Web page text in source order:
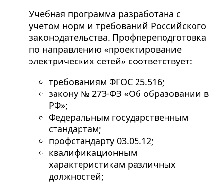
Учебная программа разработана с
учетом норм и требований Российского
законодательства. Профпереподготовка
по направлению «проектирование
электрических сетей» соответствует:
требованиям ФГОС 25.516;
закону № 273-ФЗ «Об образовании в
РФ»;
Федеральным государственным
стандартам;
профстандарту 03.05.12;
квалификационным
характеристикам различных
должностей;